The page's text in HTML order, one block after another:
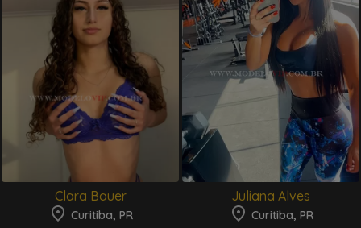
Clara Bauer
Curitiba, PR
Juliana Alves
Curitiba, PR